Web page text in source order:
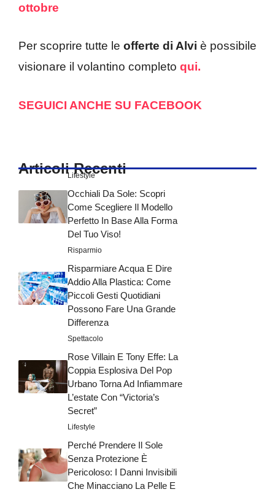
ottobre
Per scoprire tutte le offerte di Alvi è possibile
visionare il volantino completo qui.
SEGUICI ANCHE SU FACEBOOK
Articoli Recenti
Lifestyle
Occhiali Da Sole: Scopri
Come Scegliere Il Modello
Perfetto In Base Alla Forma
Del Tuo Viso!
Risparmio
Risparmiare Acqua E Dire
Addio Alla Plastica: Come
Piccoli Gesti Quotidiani
Possono Fare Una Grande
Differenza
Spettacolo
Rose Villain E Tony Effe: La
Coppia Esplosiva Del Pop
Urbano Torna Ad Infiammare
L’estate Con “Victoria’s
Secret”
Lifestyle
Perché Prendere Il Sole
Senza Protezione È
Pericoloso: I Danni Invisibili
Che Minacciano La Pelle E